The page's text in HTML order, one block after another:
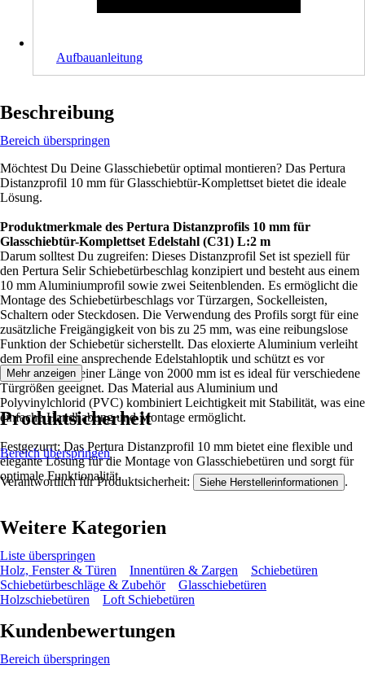
Aufbauanleitung
Beschreibung
Bereich überspringen
Möchtest Du Deine Glasschiebetür optimal montieren? Das Pertura
Distanzprofil 10 mm für Glasschiebtür-Komplettset bietet die ideale
Lösung.
Produktmerkmale des Pertura Distanzprofils 10 mm für
Glasschiebtür-Komplettset Edelstahl (C31) L:2 m
Darum solltest Du zugreifen: Dieses Distanzprofil Set ist speziell für
den Pertura Selir Schiebetürbeschlag konzipiert und besteht aus einem
10 mm Aluminiumprofil sowie zwei Seitenblenden. Es ermöglicht die
Montage des Schiebetürbeschlags vor Türzargen, Sockelleisten,
Schaltern oder Steckdosen. Die Verwendung des Profils sorgt für eine
zusätzliche Freigängigkeit von bis zu 25 mm, was eine reibungslose
Funktion der Schiebetür sicherstellt. Das eloxierte Aluminium verleiht
dem Profil eine ansprechende Edelstahloptik und schützt es vor
Korrosion. Mit einer Länge von 2000 mm ist es ideal für verschiedene
Türgrößen geeignet. Das Material aus Aluminium und
Polyvinylchlorid (PVC) kombiniert Leichtigkeit mit Stabilität, was eine
einfache Handhabung und Montage ermöglicht.
Festgezurrt: Das Pertura Distanzprofil 10 mm bietet eine flexible und
elegante Lösung für die Montage von Glasschiebetüren und sorgt für
optimale Funktionalität.
Mehr anzeigen
Produktsicherheit
Bereich überspringen
Verantwortlich für Produktsicherheit: Siehe Herstellerinformationen .
Weitere Kategorien
Liste überspringen
Holz, Fenster & Türen
Innentüren & Zargen
Schiebetüren
Schiebetürbeschläge & Zubehör
Glasschiebetüren
Holzschiebetüren
Loft Schiebetüren
Kundenbewertungen
Bereich überspringen